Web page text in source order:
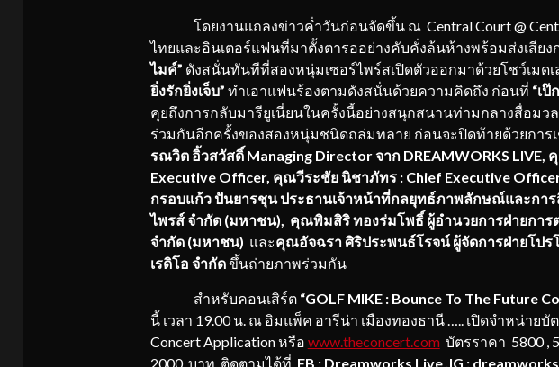
โดยงานแถลงข่าวค่ำวันก่อนจัดขึ้น ณ Central Court @
ไทยและอินเตอร์แฟนที่มาตั้งตารออย่างคับคั่งล้นห้างพร้อมส่งเสีย
ไมค์” ดังสนั่นทันทีที่สองหนุ่มเซอร์ไพร์สเปิดตัวออกมาด้วยโชว์เมดเ
ยิ่งรักยิ่งเจ็บ” ทำเอาแฟนร้องตามดังสนั่นด้วยความคิดถึง ก่อนที่ “เ
คุยถึงการกลับมารียูเนี่ยนในครั้งนี้อย่างสนุกสนานท่ามกลางสื่อมว
ร่วมกันอีกครั้งของสองหนุ่มชนิดถล่มทลาย ก่อนจะปิดท้ายด้วยการ
รณวิต อิ้วสวัสดิ์ Managing Director จาก DREAMWORKS
Executive Officer, คุณวีระชัย นิชาภัทร : Chief Executive Officer
กรอบแก้ว ปันยารชุน ประธานเจ้าหน้าที่กลยุทธ์ภาพลักษณ์และการ
ไพรส์ จำกัด (มหาชน), คุณพิมสิริ ทองร่มโพธิ์ ผู้อำนวยการฝ่ายการ
จำกัด (มหาชน) และคุณอัจฉรา ศิริประพนธ์โรจน์ ผู้จัดการฝ่ายโปร
เรดิโอ จำกัดขึ้นถ่ายภาพร่วมกัน
สำหรับคอนเสิร์ต “GOLF MIKE : Bounce To The Future
นี้ เวลา 19.00 น. ณ อิมแพ็ค อารีน่า เมืองทองธานี ….. เปิดจำหน่ายบั
Concert Application หรือ www.theconcert.comบัตรราคา 5800 ,
2000 บาท ติดตามได้ที่ FB : Dreamworks Live,IG :